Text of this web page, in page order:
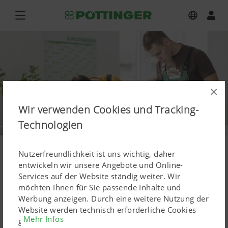
×
Wir verwenden Cookies und Tracking-
Technologien
Nutzerfreundlichkeit ist uns wichtig, daher
entwickeln wir unsere Angebote und Online-
Services auf der Website ständig weiter. Wir
möchten Ihnen für Sie passende Inhalte und
Werbung anzeigen. Durch eine weitere Nutzung der
Website werden technisch erforderliche Cookies
gesetzt. Personenbezogene Google-Marketing-
Mehr Infos